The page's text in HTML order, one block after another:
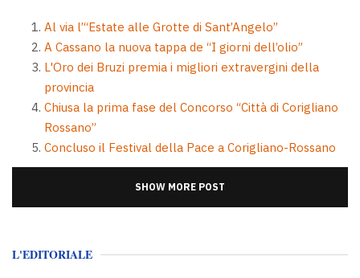
Al via l’“Estate alle Grotte di Sant’Angelo”
A Cassano la nuova tappa de “I giorni dell’olio”
L'Oro dei Bruzi premia i migliori extravergini della
provincia
Chiusa la prima fase del Concorso “Città di Corigliano
Rossano”
Concluso il Festival della Pace a Corigliano-Rossano
SHOW MORE POST
L'EDITORIALE